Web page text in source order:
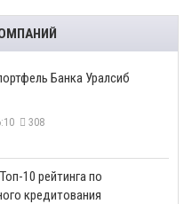
Банка Уралсиб
308
10 рейтинга по
кредитования